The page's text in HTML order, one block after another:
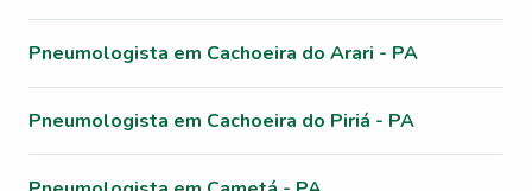
Pneumologista em Cachoeira do Arari - PA
Pneumologista em Cachoeira do Piriá - PA